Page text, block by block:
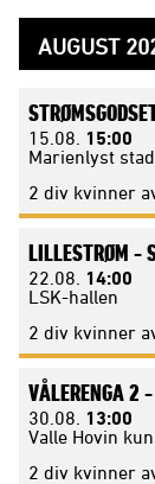
AUGUST
15.08. 15:00
Marienlyst
2 div kvinner
LILLESTRØM -
22.08. 14:00
LSK-hallen
2 div kvinner
VÅLERENGA 2 -
30.08. 13:00
Valle Hovin
2 div kvinner